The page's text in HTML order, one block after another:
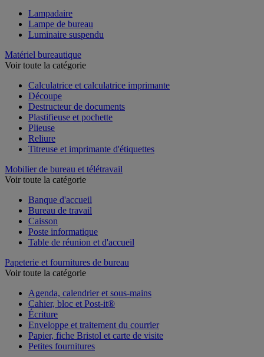
Lampadaire
Lampe de bureau
Luminaire suspendu
Matériel bureautique
Voir toute la catégorie
Calculatrice et calculatrice imprimante
Découpe
Destructeur de documents
Plastifieuse et pochette
Plieuse
Reliure
Titreuse et imprimante d'étiquettes
Mobilier de bureau et télétravail
Voir toute la catégorie
Banque d'accueil
Bureau de travail
Caisson
Poste informatique
Table de réunion et d'accueil
Papeterie et fournitures de bureau
Voir toute la catégorie
Agenda, calendrier et sous-mains
Cahier, bloc et Post-it®
Écriture
Enveloppe et traitement du courrier
Papier, fiche Bristol et carte de visite
Petites fournitures